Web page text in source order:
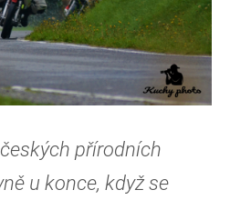
přírodních
u konce, když se